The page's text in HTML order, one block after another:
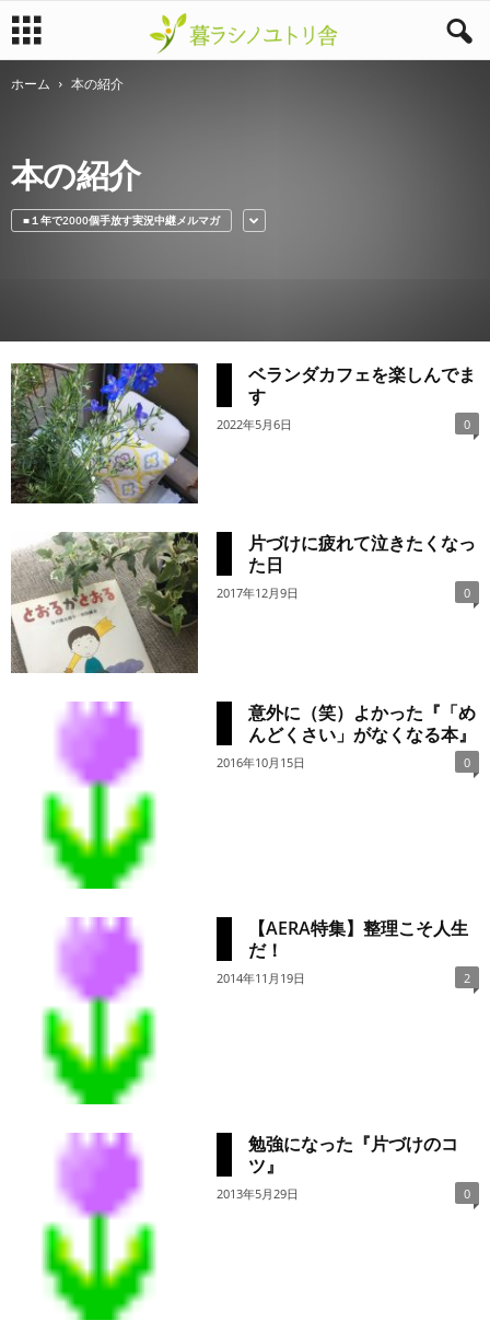
暮
シ
ノ
リ
舎
ホーム 本の紹介
本の紹介
■１年で2000個手放す実況中継メルマガ
ベランダカフェを楽しんでま
す
2022年5月6日 0
片づけに疲れて泣きたくなっ
た日
2017年12月9日 0
意外に（笑）よかった『「め
んどくさい」がなくなる本』
2016年10月15日 0
【AERA特集】整理こそ人生
だ！
2014年11月19日 2
勉強になった『片づけのコ
ツ』
2013年5月29日 0